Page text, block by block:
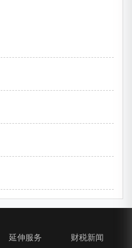
延伸服务 财税新闻